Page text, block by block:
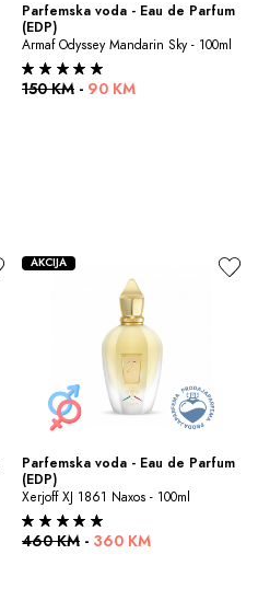
Parfemska voda - Eau de Parfum
(EDP)
Armaf Odyssey Mandarin Sky - 100ml
150 KM - 90 KM
Parfemska voda - Eau de Parfum
(EDP)
Xerjoff XJ 1861 Naxos - 100ml
460 KM - 360 KM
AKCIJA